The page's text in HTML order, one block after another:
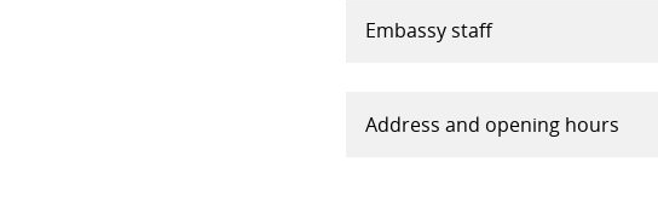
Embassy staff
Address and opening hours